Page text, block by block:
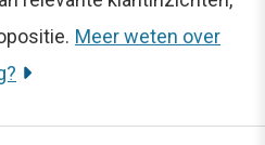
Meer weten over